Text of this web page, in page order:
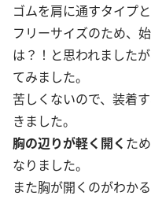
ゴムを肩に通すタイプと
フリーサイズのため、
は？！と思われました
てみました。
苦しくないので、装着
きました。
胸の辺りが軽く開く た
なりました。
また胸が開くのがわか